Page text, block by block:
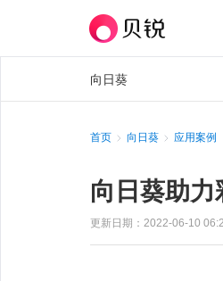
向日葵
首页 向日葵 应用案例
向日葵助
更新日期：2022-06-10